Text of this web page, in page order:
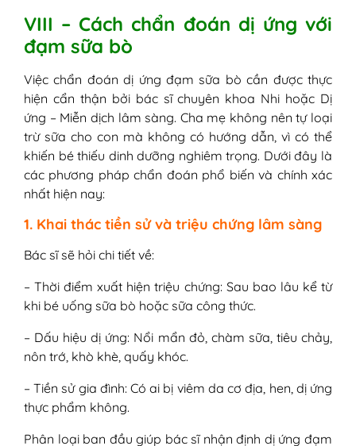
VIII – Cách chẩn đoán dị ứng với
đạm sữa bò
Việc chẩn đoán dị ứng đạm sữa bò cần được thực
hiện cẩn thận bởi bác sĩ chuyên khoa Nhi hoặc Dị
ứng – Miễn dịch lâm sàng. Cha mẹ không nên tự loại
trừ sữa cho con mà không có hướng dẫn, vì có thể
khiến bé thiếu dinh dưỡng nghiêm trọng. Dưới đây là
các phương pháp chẩn đoán phổ biến và chính xác
nhất hiện nay:
1. Khai thác tiền sử và triệu chứng lâm sàng
Bác sĩ sẽ hỏi chi tiết về:
– Thời điểm xuất hiện triệu chứng: Sau bao lâu kể từ
khi bé uống sữa bò hoặc sữa công thức.
– Dấu hiệu dị ứng: Nổi mẩn đỏ, chàm sữa, tiêu chảy,
nôn trớ, khò khè, quấy khóc.
– Tiền sử gia đình: Có ai bị viêm da cơ địa, hen, dị ứng
thực phẩm không.
Phân loại ban đầu giúp bác sĩ nhận định dị ứng đạm